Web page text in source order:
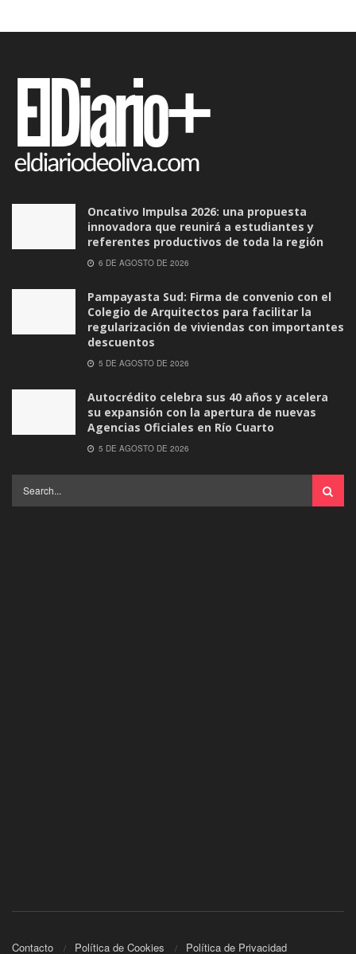
Oncativo Impulsa 2026: una propuesta
innovadora que reunirá a estudiantes y
referentes productivos de toda la región
6 DE AGOSTO DE 2026
Pampayasta Sud: Firma de convenio con el
Colegio de Arquitectos para facilitar la
regularización de viviendas con importantes
descuentos
5 DE AGOSTO DE 2026
Autocrédito celebra sus 40 años y acelera
su expansión con la apertura de nuevas
Agencias Oficiales en Río Cuarto
5 DE AGOSTO DE 2026
Contacto Política de Cookies Política de Privacidad